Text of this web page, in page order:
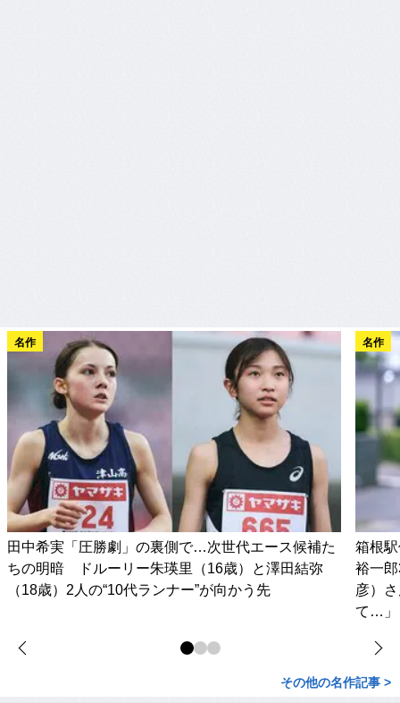
名作
田中希実「圧勝劇」の裏側で…次世代エース候補た
ちの明暗 ドルーリー朱瑛里（16歳）と澤田結弥
（18歳）2人の“10代ランナー”が向かう先
名作
箱根
裕一
彦）
て…」
その他の名作記事 >